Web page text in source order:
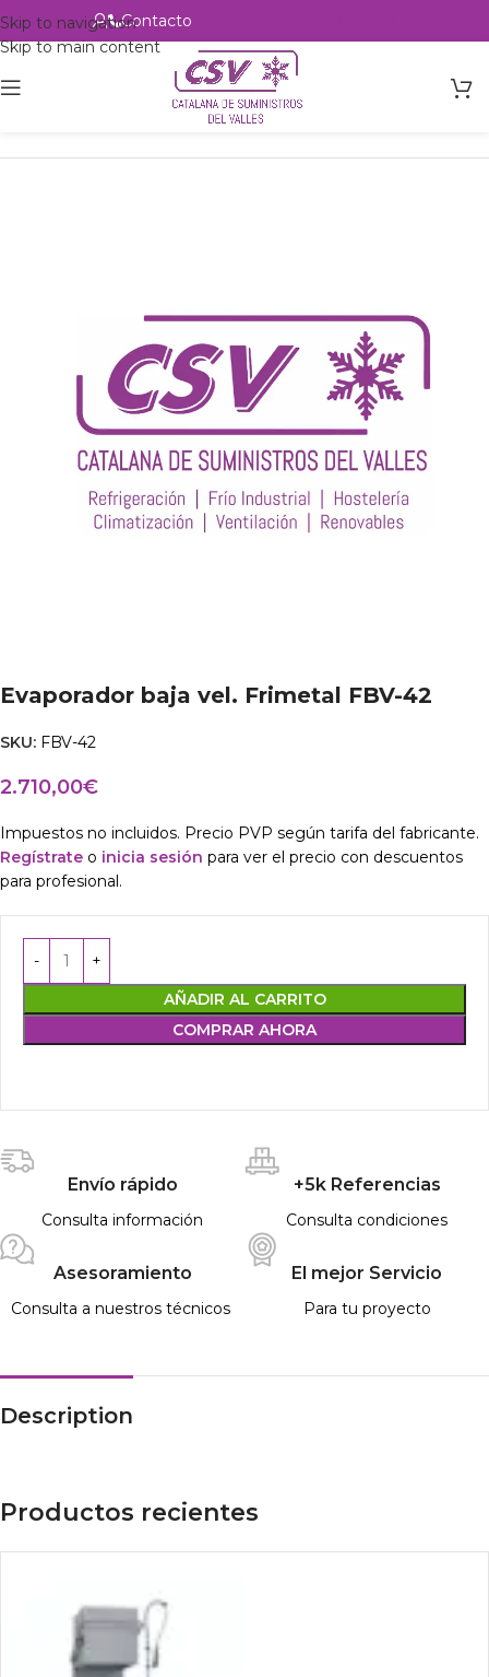
Skip to navigation
Skip to main content
Contacto
Intercambio
Evaporador baja vel. Frimetal FBV-42
SKU: FBV-42
2.710,00€
Impuestos no incluidos. Precio PVP según tarifa del fabricante.
Regístrate o inicia sesión para ver el precio con descuentos
para profesional.
AÑADIR AL CARRITO
COMPRAR AHORA
Envío rápido
Consulta información
+5k Referencias
Consulta condiciones
Asesoramiento
Consulta a nuestros técnicos
El mejor Servicio
Para tu proyecto
Description
Productos recientes